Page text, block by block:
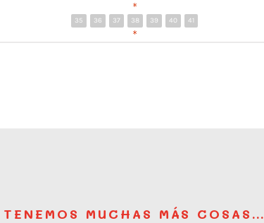
*
35 36 37 38 39 40 41
*
TENEMOS MUCHAS MÁS COSAS…